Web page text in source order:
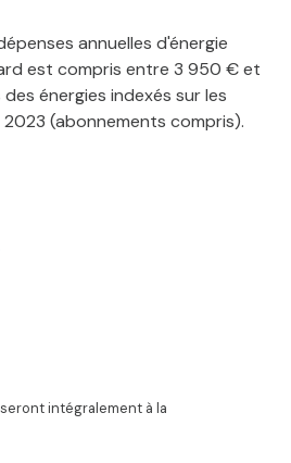
annuelles d'énergie
est compris entre 3 950 € et
énergies indexés sur les
(abonnements compris).
intégralement à la